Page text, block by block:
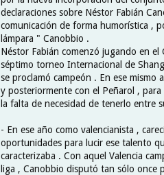
declaraciones sobre Néstor Fabián
comunicación de forma humorística ,
lámpara " Canobbio .
Néstor Fabián comenzó jugando en
séptimo torneo Internacional de
se proclamó campeón . En ese
y posteriormente con el Peñarol ,
la falta de necesidad de tenerlo entre
- En ese año como valencianista ,
oportunidades para lucir ese talento
caracterizaba . Con aquel Valencia
liga , Canobbio disputó tan sólo once